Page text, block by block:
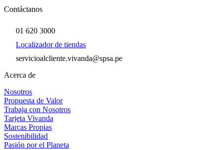
Contáctanos
01 620 3000
Localizador de tiendas
servicioalcliente.vivanda@spsa.pe
Acerca de
Nosotros
Propuesta de Valor
Trabaja con Nosotros
Tarjeta Vivanda
Marcas Propias
Sostenibilidad
Pasión por el Planeta